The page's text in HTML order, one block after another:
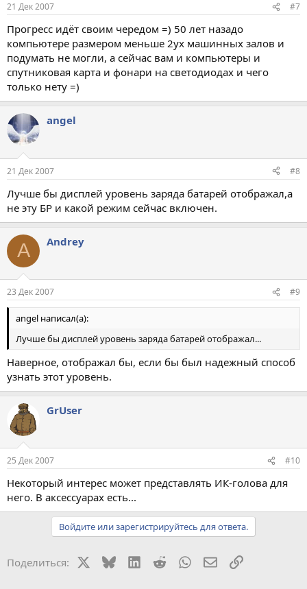
21 Дек 2007 #7
Прогресс идёт своим чередом =) 50 лет назадо
компьютере размером меньше 2ух машинных залов и
подумать не могли, а сейчас вам и компьютеры и
спутниковая карта и фонари на светодиодах и чего
только нету =)
angel
21 Дек 2007 #8
Лучше бы дисплей уровень заряда батарей отображал,а
не эту БР и какой режим сейчас включен.
A Andrey
23 Дек 2007 #9
angel написал(а):
Лучше бы дисплей уровень заряда батарей отображал...
Наверное, отображал бы, если бы был надежный способ
узнать этот уровень.
GrUser
25 Дек 2007 #10
Некоторый интерес может представлять ИК-голова для
него. В аксессуарах есть...
Войдите или зарегистрируйтесь для ответа.
Поделиться: BlueskyLinkedIn
RedditWhatsAppЭлектронная
Ссылка